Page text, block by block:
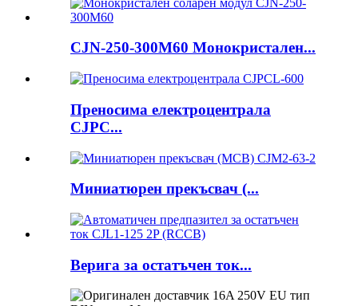
CJN-250-300M60 Монокристален...
Преносима електроцентрала
CJPC...
Миниатюрен прекъсвач (...
Верига за остатъчен ток...